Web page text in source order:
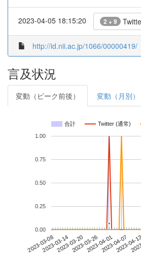
2023-04-05 18:15:20 2 + 9
http://id.nii.ac.jp/1066/00000419/
言及状況
変動（ピーク前後） 変動（月別）
合計 Twitter (通常)
2023-03-082023-03-142023-03-202023-03-262023-04-012023-04-07
2023-04-
0.00
0.25
0.50
0.75
1.00
*
*